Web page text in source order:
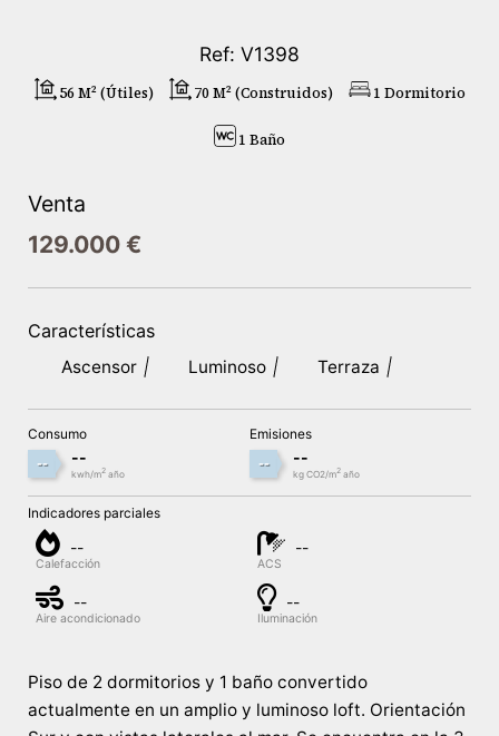
Ref: V1398
56 M² (útiles) 70 M² (construidos) 1 Dormitorio
1 Baño
Venta
129.000 €
Características
Ascensor Luminoso Terraza
Consumo
-- --
kwh/m2año
Emisiones
-- --
kg CO2/m2año
Indicadores parciales
--
Calefacción
--
ACS
--
Aire acondicionado
--
Iluminación
Piso de 2 dormitorios y 1 baño convertido
actualmente en un amplio y luminoso loft. Orientación